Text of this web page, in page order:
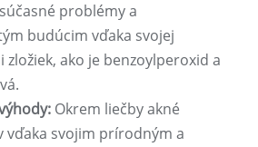
problémy a
budúcim vďaka svojej
zložiek, ako je benzoylperoxid a
Okrem liečby akné
vďaka svojim prírodným a